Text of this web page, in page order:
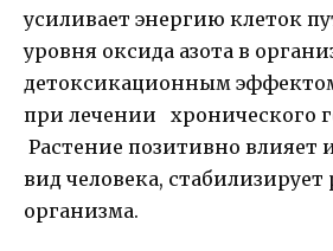
усиливает энергию клеток
уровня оксида азота в
детоксикационным
при лечении хронического
Растение позитивно влияет
вид человека, стабилизирует
организма.